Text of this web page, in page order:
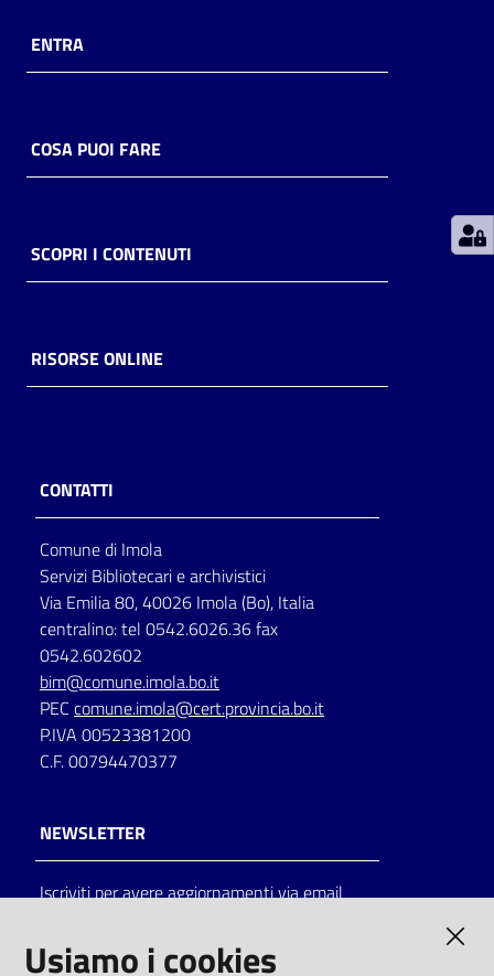
Patto
per
Menu selezionato
su
Catalogo
on line
Eventi
Chiedi al
bibliotecario
Avvisi
ENTRA
COSA PUOI FARE
SCOPRI I CONTENUTI
RISORSE ONLINE
CONTATTI
Comune di Imola
Servizi Bibliotecari e archivistici
Via Emilia 80, 40026 Imola (Bo), Italia
centralino: tel 0542.6026.36 fax
0542.602602
bim@comune.imola.bo.it
PEC comune.imola@cert.provincia.bo.it
P.IVA 00523381200
C.F. 00794470377
NEWSLETTER
Iscriviti per avere aggiornamenti via email
Usiamo i cookies